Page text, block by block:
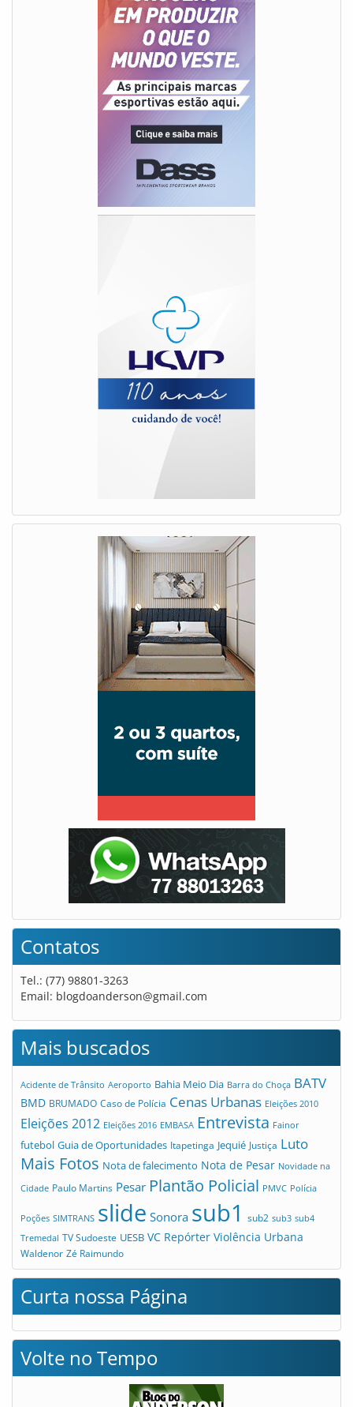
Contatos
Tel.: (77) 98801-3263
Email: blogdoanderson@gmail.com
Mais buscados
Acidente de Trânsito Aeroporto Bahia Meio Dia Barra do Choça BATV
BMD BRUMADO Caso de Polícia Cenas Urbanas Eleições 2010
Eleições 2012 Eleições 2016 EMBASA Entrevista Fainor
futebol Guia de Oportunidades Itapetinga Jequié Justiça Luto
Mais Fotos Nota de falecimento Nota de Pesar Novidade na
Cidade Paulo Martins Pesar Plantão Policial PMVC Polícia
Poções SIMTRANS slide Sonora sub1 sub2 sub3 sub4
Tremedal TV Sudoeste UESB VC Repórter Violência Urbana
Waldenor Zé Raimundo
Curta nossa Página
Volte no Tempo